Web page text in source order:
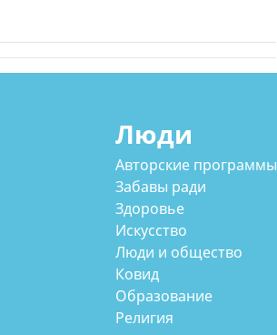
Люди
Авторские программы
Забавы ради
Здоровье
Искусство
Люди и общество
Ковид
Образование
Религия